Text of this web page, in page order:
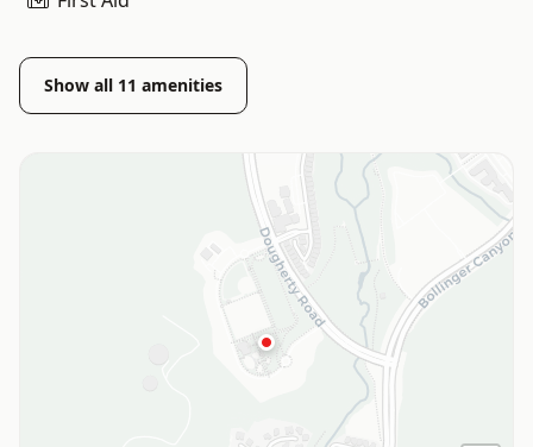
Show all 11 amenities